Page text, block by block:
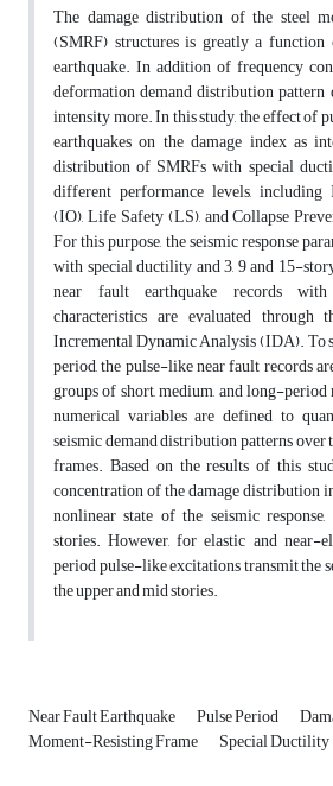
The damage distribution of the steel
(SMRF) structures is greatly a
earthquake. In addition of frequency
deformation demand distribution pattern
intensity more. In this study, the effect of
earthquakes on the damage index as
distribution of SMRFs with special
different performance levels, including
(IO), Life Safety (LS), and Collapse
For this purpose, the seismic response
with special ductility and 3, 9 and 15-
near fault earthquake records
characteristics are evaluated through
Incremental Dynamic Analysis (IDA). To
period, the pulse-like near fault records
groups of short, medium, and long-
numerical variables are defined to
seismic demand distribution patterns over
frames. Based on the results of this
concentration of the damage distribution
nonlinear state of the seismic
stories. However, for elastic and near-
period pulse-like excitations transmit the
the upper and mid stories.
Near Fault Earthquake Pulse Period
Moment-Resisting Frame Special Ductility